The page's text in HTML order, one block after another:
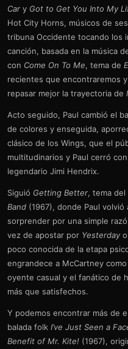
Car y Got to Get You Into My
Hot City Horns, músicos de
tribuna Occidente tocando los
canción, basada en la música
con Come On To Me, tema de
recientes que encontraremos
repasar mejor la trayectoria de
Acto seguido, Paul cambió el
de colores y enseguida,
clásico de los Wings, que el
multitudinarios y Paul cerró
legendario Jimi Hendrix.
Siguió Getting Better, tema del
Band (1967), donde Paul
sorprender por una simple
vez de apostar por Yesterday o
poco conocida de la etapa
engrandece a McCartney
oyente casual y el fanático de
más que satisfechos.
Y podemos encontrar más de
balada folk I’ve Just Seen a
Benefit of Mr. Kite! (1967),